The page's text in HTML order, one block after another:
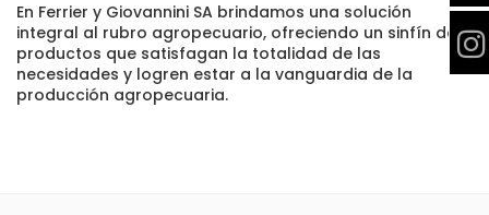
En Ferrier y Giovannini SA brindamos una solución
integral al rubro agropecuario, ofreciendo un sinfín de
productos que satisfagan la totalidad de las
necesidades y logren estar a la vanguardia de la
producción agropecuaria.